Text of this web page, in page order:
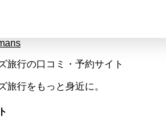
旅行の口コミ・予約サイト
旅行をもっと身近に。